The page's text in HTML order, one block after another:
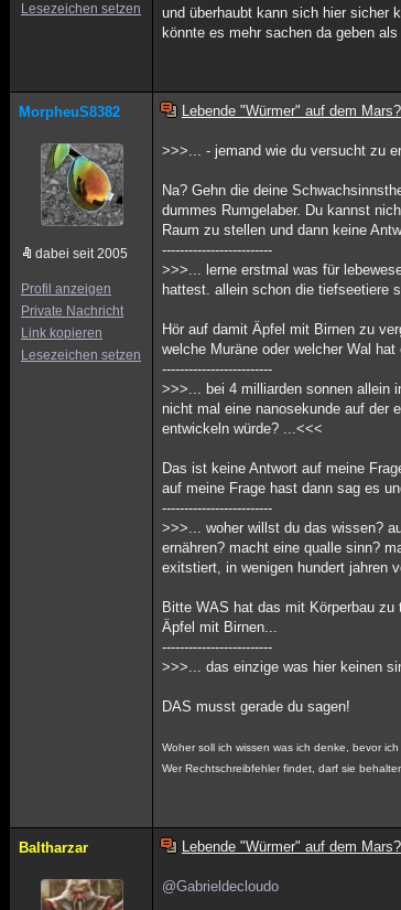
Lesezeichen setzen
und überhaubt kann sich hier sicher
könnte es mehr sachen da geben
MorpheuS8382
dabei seit 2005
Profil anzeigen
Private Nachricht
Link kopieren
Lesezeichen setzen
Lebende "Würmer" auf dem Mars?
>>>... - jemand wie du versucht zu
Na? Gehn die deine
dummes Rumgelaber. Du kannst
Raum zu stellen und dann keine
-------------------------
>>>... lerne erstmal was für
hattest. allein schon die tiefseetiere
Hör auf damit Äpfel mit Birnen zu
welche Muräne oder welcher Wal
-------------------------
>>>... bei 4 milliarden sonnen allein
nicht mal eine nanosekunde auf der
entwickeln würde? ...<<<
Das ist keine Antwort auf meine
auf meine Frage hast dann sag es
-------------------------
>>>... woher willst du das wissen?
ernähren? macht eine qualle sinn?
exitstiert, in wenigen hundert jahren
Bitte WAS hat das mit Körperbau
Äpfel mit Birnen...
-------------------------
>>>... das einzige was hier keinen
DAS musst gerade du sagen!
Woher soll ich wissen was ich denke, bevor
Wer Rechtschreibfehler findet, darf sie
Baltharzar Lebende "Würmer" auf dem Mars?
@Gabrieldecloudo